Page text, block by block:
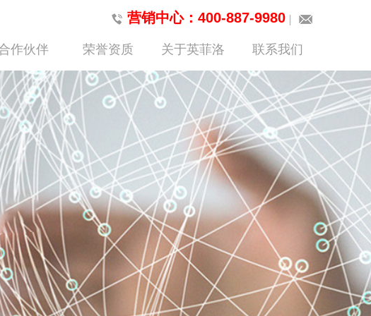
营销中心：400-887-9980
作伙伴 荣誉资质 关于英菲洛 联系我们